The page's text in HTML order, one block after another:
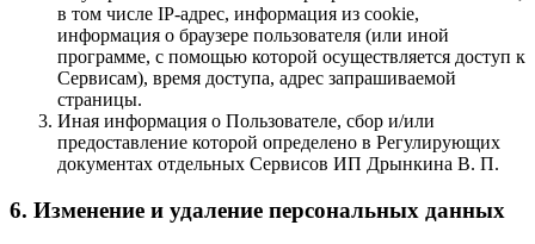
в том числе IP-адрес, информация из cookie,
информация о браузере пользователя (или иной
программе, с помощью которой осуществляется доступ к
Сервисам), время доступа, адрес запрашиваемой
страницы.
Иная информация о Пользователе, сбор и/или
предоставление которой определено в Регулирующих
документах отдельных Сервисов ИП Дрынкина В. П.
6. Изменение и удаление персональных данных